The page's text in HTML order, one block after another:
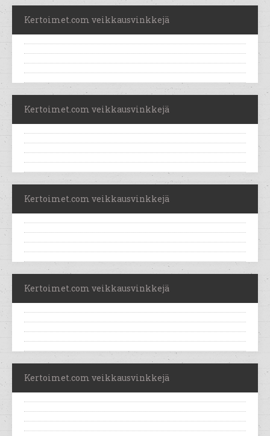
Kertoimet.com veikkausvinkkejä
Kertoimet.com veikkausvinkkejä
Kertoimet.com veikkausvinkkejä
Kertoimet.com veikkausvinkkejä
Kertoimet.com veikkausvinkkejä